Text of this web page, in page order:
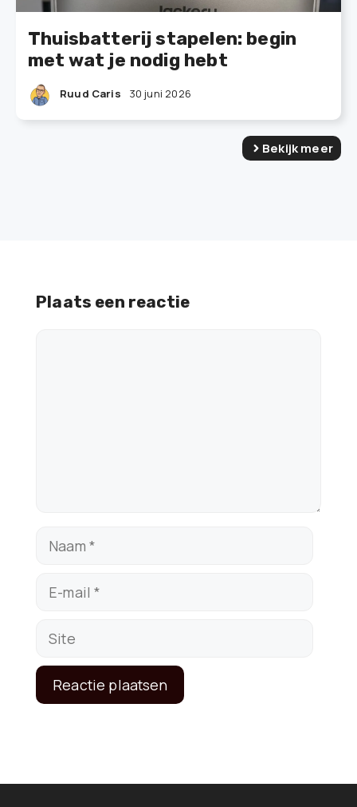
Thuisbatterij stapelen: begin
met wat je nodig hebt
Ruud Caris 30 juni 2026
Bekijk meer
Plaats een reactie
Naam
E-
mail
Site
e